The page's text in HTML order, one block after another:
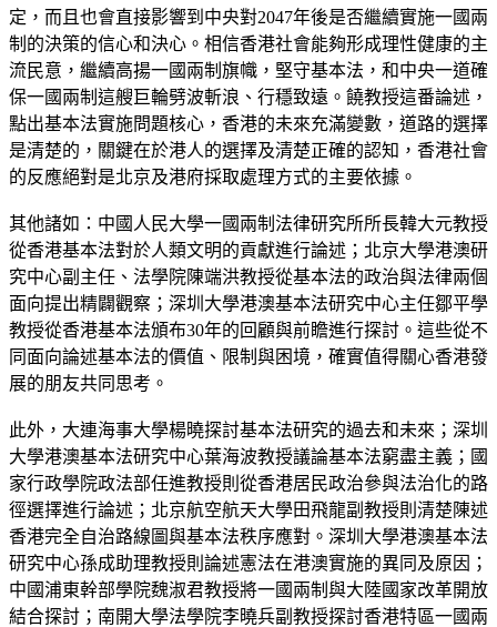
定，而且也會直接影響到中央對2047年後是否繼續實施一國兩
制的決策的信心和決心。相信香港社會能夠形成理性健康的主
流民意，繼續高揚一國兩制旗幟，堅守基本法，和中央一道確
保一國兩制這艘巨輪劈波斬浪、行穩致遠。饒教授這番論述，
點出基本法實施問題核心，香港的未來充滿變數，道路的選擇
是清楚的，關鍵在於港人的選擇及清楚正確的認知，香港社會
的反應絕對是北京及港府採取處理方式的主要依據。
其他諸如：中國人民大學一國兩制法律研究所所長韓大元教授
從香港基本法對於人類文明的貢獻進行論述；北京大學港澳研
究中心副主任、法學院陳端洪教授從基本法的政治與法律兩個
面向提出精闢觀察；深圳大學港澳基本法研究中心主任鄒平學
教授從香港基本法頒布30年的回顧與前瞻進行探討。這些從不
同面向論述基本法的價值、限制與困境，確實值得關心香港發
展的朋友共同思考。
此外，大連海事大學楊曉探討基本法研究的過去和未來；深圳
大學港澳基本法研究中心葉海波教授議論基本法窮盡主義；國
家行政學院政法部任進教授則從香港居民政治參與法治化的路
徑選擇進行論述；北京航空航天大學田飛龍副教授則清楚陳述
香港完全自治路線圖與基本法秩序應對。深圳大學港澳基本法
研究中心孫成助理教授則論述憲法在港澳實施的異同及原因；
中國浦東幹部學院魏淑君教授將一國兩制與大陸國家改革開放
結合探討；南開大學法學院李曉兵副教授探討香港特區一國兩